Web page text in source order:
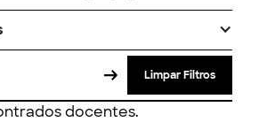
Limpar Filtros
docentes.